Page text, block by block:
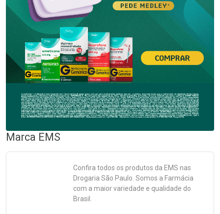
Marca EMS
Confira todos os produtos da EMS nas
Drogaria São Paulo. Somos a Farmácia
com a maior variedade e qualidade do
Brasil.